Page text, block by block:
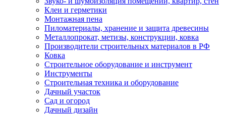
Клеи и герметики
Монтажная пена
Пиломатериалы, хранение и защита древесины
Металлопрокат, метизы, конструкции, ковка
Производители строительных материалов в РФ
Ковка
Строительное оборудование и инструмент
Инструменты
Строительная техника и оборудование
Дачный участок
Сад и огород
Дачный дизайн